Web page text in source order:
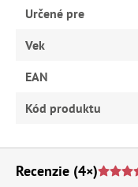
Určené pre
Vek
EAN
Kód produktu
Recenzie (4×)